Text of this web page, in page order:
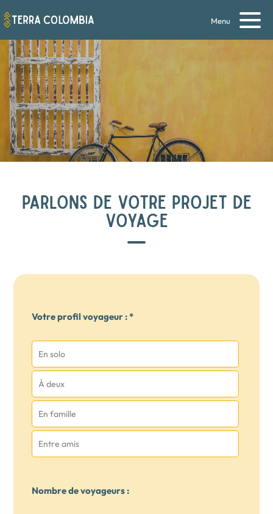
Menu
PARLONS DE VOTRE PROJET DE
VOYAGE
Votre profil voyageur : *
En solo
À deux
En famille
Entre amis
Nombre de voyageurs :